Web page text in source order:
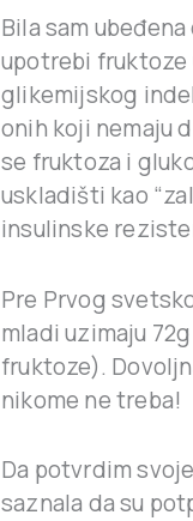
Bila sam
upotrebi fruktoze
glikemijskog
onih koji nemaju
se fruktoza i
uskladišti kao
insulinske
Pre Prvog
mladi uzimaju
fruktoze).
nikome ne treba!
Da potvrdim
saznala da su